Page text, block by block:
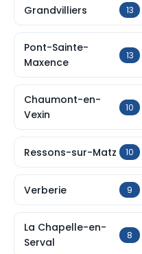
Grandvilliers 13
Pont-Sainte-
Maxence
13
Chaumont-en-
Vexin
10
Ressons-sur-Matz 10
Verberie 9
La Chapelle-en-
Serval
8